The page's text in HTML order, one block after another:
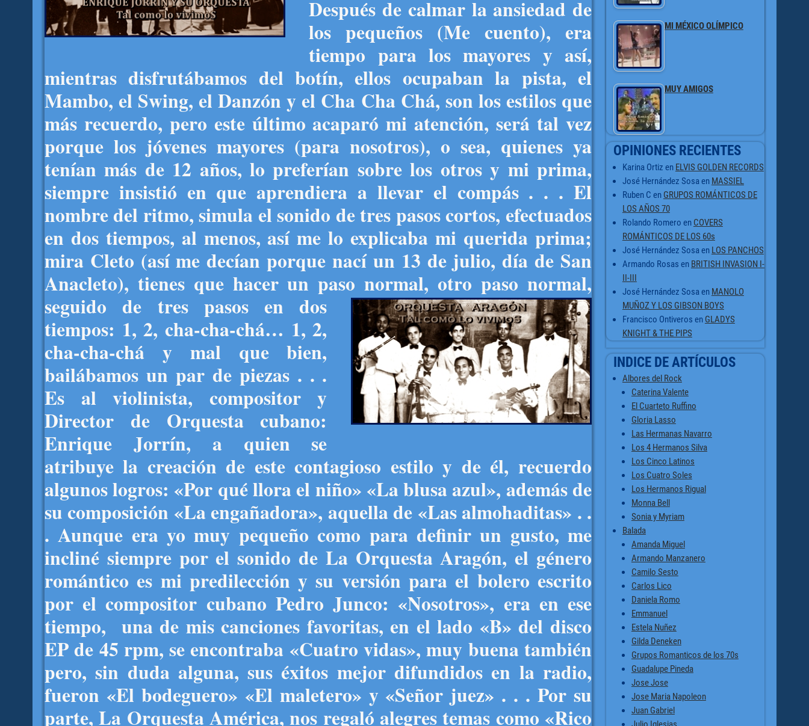
Después de calmar la ansiedad de
los pequeños (Me cuento), era
tiempo para los mayores y así,
mientras disfrutábamos del botín, ellos ocupaban la pista, el
Mambo, el Swing, el Danzón y el Cha Cha Chá, son los estilos que
más recuerdo, pero este último acaparó mi atención, será tal vez
porque los jóvenes mayores (para nosotros), o sea, quienes ya
tenían más de 12 años, lo preferían sobre los otros y mi prima,
siempre insistió en que aprendiera a llevar el compás . . . El
nombre del ritmo, simula el sonido de tres pasos cortos, efectuados
en dos tiempos, al menos, así me lo explicaba mi querida prima;
mira Cleto (así me decían porque nací un 13 de julio, día de San
Anacleto), tienes que hacer un paso normal, otro paso normal,
seguido de tres pasos en dos
tiempos: 1, 2, cha-cha-chá… 1, 2,
cha-cha-chá y mal que bien,
bailábamos un par de piezas . . .
Es al violinista, compositor y
Director de Orquesta cubano:
Enrique Jorrín, a quien se
atribuye la creación de este contagioso estilo y de él, recuerdo
algunos logros: «Por qué llora el niño» «La blusa azul», además de
su composición «La engañadora», aquella de «Las almohaditas» . .
. Aunque era yo muy pequeño como para definir un gusto, me
incliné siempre por el sonido de La Orquesta Aragón, el género
romántico es mi predilección y su versión para el bolero escrito
por el compositor cubano Pedro Junco: «Nosotros», era en ese
tiempo, una de mis canciones favoritas, en el lado «B» del disco
EP de 45 rpm, se encontraba «Cuatro vidas», muy buena también
pero, sin duda alguna, sus éxitos mejor difundidos en la radio,
fueron «El bodeguero» «El maletero» y «Señor juez» . . . Por su
parte, La Orquesta América, nos regaló alegres temas como «Rico
MI MÉXICO OLÍMPICO
MUY AMIGOS
OPINIONES RECIENTES
Karina Ortiz en ELVIS GOLDEN RECORDS
José Hernández Sosa en MASSIEL
Ruben C en GRUPOS ROMÁNTICOS DE
LOS AÑOS 70
Rolando Romero en COVERS
ROMÁNTICOS DE LOS 60s
José Hernández Sosa en LOS PANCHOS
Armando Rosas en BRITISH INVASION I-
II-III
José Hernández Sosa en MANOLO
MUÑOZ Y LOS GIBSON BOYS
Francisco Ontiveros en GLADYS
KNIGHT & THE PIPS
INDICE DE ARTÍCULOS
Albores del Rock
Caterina Valente
El Cuarteto Ruffino
Gloria Lasso
Las Hermanas Navarro
Los 4 Hermanos Silva
Los Cinco Latinos
Los Cuatro Soles
Los Hermanos Rigual
Monna Bell
Sonia y Myriam
Balada
Amanda Miguel
Armando Manzanero
Camilo Sesto
Carlos Lico
Daniela Romo
Emmanuel
Estela Nuñez
Gilda Deneken
Grupos Romanticos de los 70s
Guadalupe Pineda
Jose Jose
Jose Maria Napoleon
Juan Gabriel